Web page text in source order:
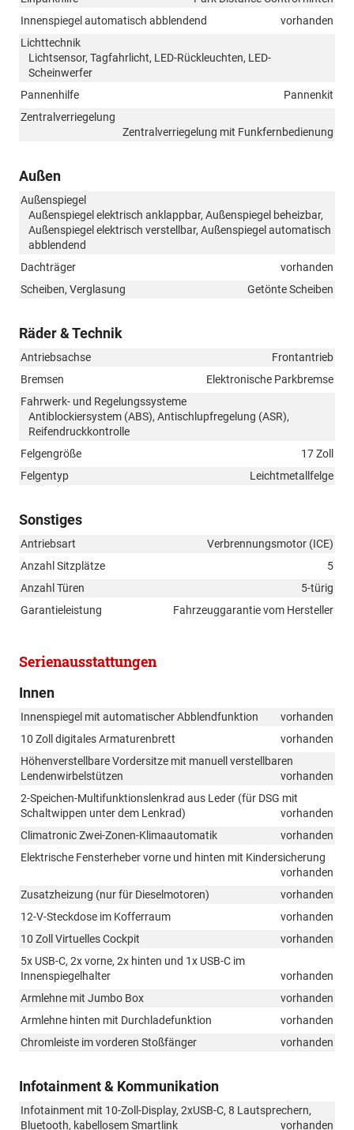
Innenspiegel automatisch abblendend
vorhanden
Lichttechnik
Lichtsensor, Tagfahrlicht, LED-Rückleuchten, LED-
Scheinwerfer
Pannenhilfe
Pannenkit
Zentralverriegelung
Zentralverriegelung mit Funkfernbedienung
Außen
Außenspiegel
Außenspiegel elektrisch anklappbar, Außenspiegel beheizbar,
Außenspiegel elektrisch verstellbar, Außenspiegel automatisch
abblendend
Dachträger
vorhanden
Scheiben, Verglasung
Getönte Scheiben
Räder & Technik
Antriebsachse
Frontantrieb
Bremsen
Elektronische Parkbremse
Fahrwerk- und Regelungssysteme
Antiblockiersystem (ABS), Antischlupfregelung (ASR),
Reifendruckkontrolle
Felgengröße
17 Zoll
Felgentyp
Leichtmetallfelge
Sonstiges
Antriebsart
Verbrennungsmotor (ICE)
Anzahl Sitzplätze
5
Anzahl Türen
5-türig
Garantieleistung
Fahrzeuggarantie vom Hersteller
Serienausstattungen
Innen
Innenspiegel mit automatischer Abblendfunktion
vorhanden
10 Zoll digitales Armaturenbrett
vorhanden
Höhenverstellbare Vordersitze mit manuell verstellbaren
Lendenwirbelstützen
vorhanden
2-Speichen-Multifunktionslenkrad aus Leder (für DSG mit
Schaltwippen unter dem Lenkrad)
vorhanden
Climatronic Zwei-Zonen-Klimaautomatik
vorhanden
Elektrische Fensterheber vorne und hinten mit Kindersicherung
vorhanden
Zusatzheizung (nur für Dieselmotoren)
vorhanden
12-V-Steckdose im Kofferraum
vorhanden
10 Zoll Virtuelles Cockpit
vorhanden
5x USB-C, 2x vorne, 2x hinten und 1x USB-C im
Innenspiegelhalter
vorhanden
Armlehne mit Jumbo Box
vorhanden
Armlehne hinten mit Durchladefunktion
vorhanden
Chromleiste im vorderen Stoßfänger
vorhanden
Infotainment & Kommunikation
Infotainment mit 10-Zoll-Display, 2xUSB-C, 8 Lautsprechern,
Bluetooth, kabellosem Smartlink
vorhanden